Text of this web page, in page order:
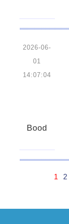
2026-06-
01
14:07:04
Bood
1 2